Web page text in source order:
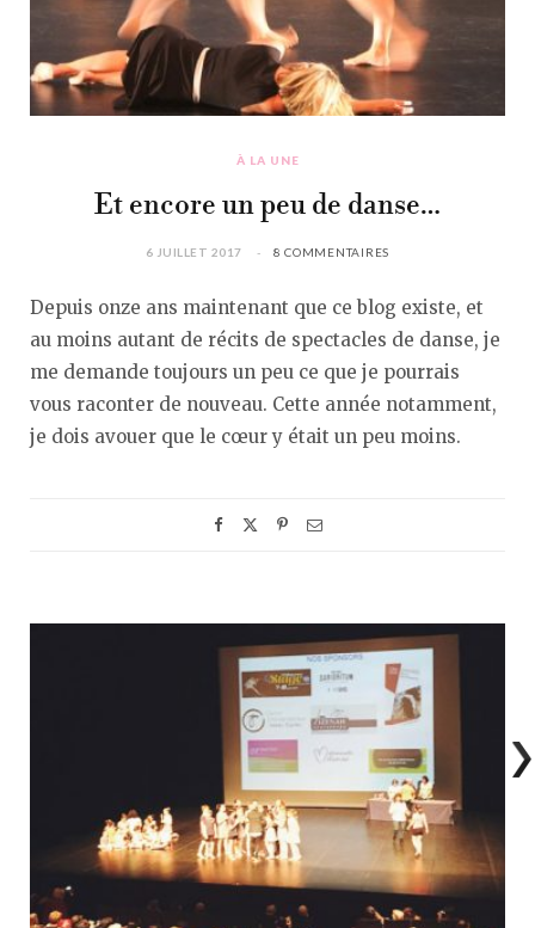
À LA UNE
Et encore un peu de danse…
6 JUILLET 2017 8 COMMENTAIRES
Depuis onze ans maintenant que ce blog existe, et
au moins autant de récits de spectacles de danse, je
me demande toujours un peu ce que je pourrais
vous raconter de nouveau. Cette année notamment,
je dois avouer que le cœur y était un peu moins.